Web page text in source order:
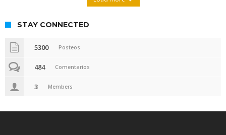
STAY CONNECTED
5300 Posteos
484 Comentarios
3 Members